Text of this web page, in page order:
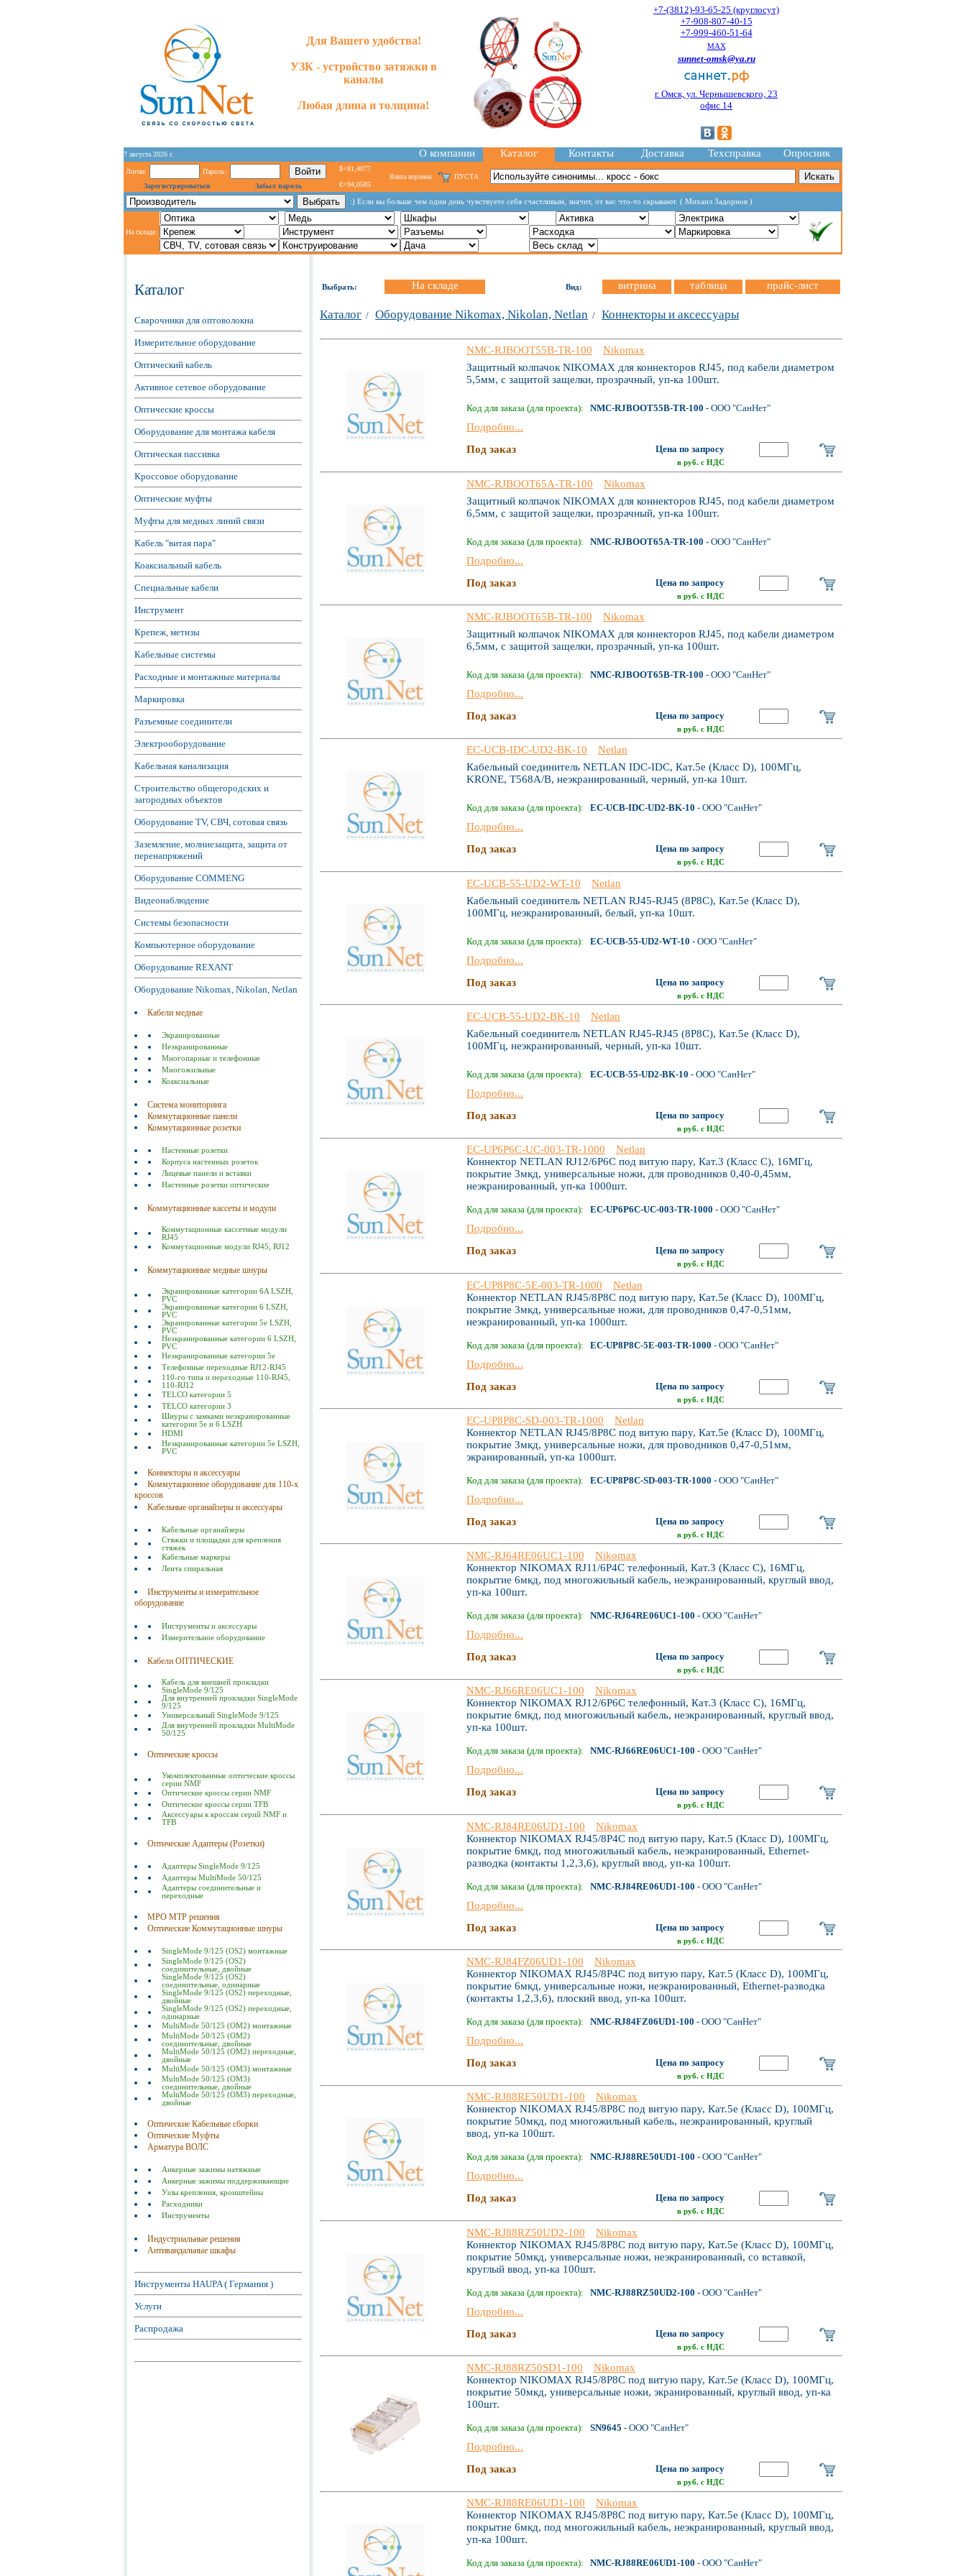
Для Вашего удобства!
УЗК - устройство затяжки в
каналы
Любая длина и толщина!
+7-(3812)-93-65-25 (круглосут)
+7-908-807-40-15
+7-999-460-51-64
MAX
sunnet-omsk@ya.ru
г. Омск, ул. Чернышевского, 23
офис 14
7 августа 2026 г. О компании Каталог Контакты Доставка Техсправка Опросник
Логин:
Пароль:
Зарегистрироваться
Забыл пароль
$=81,4077
€=94,0585
Ваша корзина ПУСТА
:) Если вы больше чем один день чувствуете себя счастливым, значит, от вас что-то скрывают. ( Михаил Задорнов )
На складе:
Каталог
Сварочники для оптоволокна
Измерительное оборудование
Оптический кабель
Активное сетевое оборудование
Оптические кроссы
Оборудование для монтажа кабеля
Оптическая пассивка
Кроссовое оборудование
Оптические муфты
Муфты для медных линий связи
Кабель "витая пара"
Коаксиальный кабель
Специальные кабели
Инструмент
Крепеж, метизы
Кабельные системы
Расходные и монтажные материалы
Маркировка
Разъемные соединители
Электрооборудование
Кабельная канализация
Строительство общегородских и
загородных объектов
Оборудование TV, СВЧ, сотовая связь
Заземление, молниезащита, защита от
перенапряжений
Оборудование COMMENG
Видеонаблюдение
Системы безопасности
Компьютерное оборудование
Оборудование REXANT
Оборудование Nikomax, Nikolan, Netlan
Кабели медные
Экранированные
Неэкранированные
Многопарные и телефонные
Многожильные
Коаксиальные
Система мониторинга
Коммутационные панели
Коммутационные розетки
Настенные розетки
Корпуса настенных розеток
Лицевые панели и вставки
Настенные розетки оптические
Коммутационные кассеты и модули
Коммутационные кассетные модули
RJ45
Коммутационные модули RJ45, RJ12
Коммутационные медные шнуры
Экранированные категории 6A LSZH,
PVC
Экранированные категории 6 LSZH,
PVC
Экранированные категории 5е LSZH,
PVC
Неэкранированные категории 6 LSZH,
PVC
Неэкранированные категории 5е
Телефонные переходные RJ12-RJ45
110-го типа и переходные 110-RJ45,
110-RJ12
TELCO категории 5
TELCO категории 3
Шнуры с замками неэкранированные
категории 5е и 6 LSZH
HDMI
Неэкранированные категории 5е LSZH,
PVC
Коннекторы и аксессуары
Коммутационное оборудование для 110-х
кроссов
Кабельные органайзеры и аксессуары
Кабельные органайзеры
Стяжки и площадки для крепления
стяжек
Кабельные маркеры
Лента спиральная
Инструменты и измерительное
оборудование
Инструменты и аксессуары
Измерительное оборудование
Кабели ОПТИЧЕСКИЕ
Кабель для внешней прокладки
SingleMode 9/125
Для внутренней прокладки SingleMode
9/125
Универсальный SingleMode 9/125
Для внутренней прокладки MultiMode
50/125
Оптические кроссы
Укомплектованные оптические кроссы
серии NMF
Оптические кроссы серии NMF
Оптические кроссы серии TFB
Аксессуары к кроссам серий NMF и
TFB
Оптические Адаптеры (Розетки)
Адаптеры SingleMode 9/125
Адаптеры MultiMode 50/125
Адаптеры соединительные и
переходные
MPO MTP решения
Оптические Коммутационные шнуры
SingleMode 9/125 (OS2) монтажные
SingleMode 9/125 (OS2)
соединительные, двойные
SingleMode 9/125 (OS2)
соединительные, одинарные
SingleMode 9/125 (OS2) переходные,
двойные
SingleMode 9/125 (OS2) переходные,
одинарные
MultiMode 50/125 (OM2) монтажные
MultiMode 50/125 (OM2)
соединительные, двойные
MultiMode 50/125 (OM2) переходные,
двойные
MultiMode 50/125 (OM3) монтажные
MultiMode 50/125 (OM3)
соединительные, двойные
MultiMode 50/125 (OM3) переходные,
двойные
Оптические Кабельные сборки
Оптические Муфты
Арматура ВОЛС
Анкерные зажимы натяжные
Анкерные зажимы поддерживающие
Узлы крепления, кронштейны
Расходники
Инструменты
Индустриальные решения
Антивандальные шкафы
Инструменты HAUPA ( Германия )
Услуги
Распродажа
Выбрать: На складе Вид: витрина таблица прайс-лист
Каталог / Оборудование Nikomax, Nikolan, Netlan / Коннекторы и аксессуары
NMC-RJBOOT55B-TR-100
Nikomax
Защитный колпачок NIKOMAX для коннекторов RJ45, под кабели диаметром
5,5мм, с защитой защелки, прозрачный, уп-ка 100шт.
Код для заказа (для проекта): NMC-RJBOOT55B-TR-100 - ООО "СанНет"
Подробно...
Под заказ
Цена по запросу
в руб. с НДС
NMC-RJBOOT65A-TR-100
Nikomax
Защитный колпачок NIKOMAX для коннекторов RJ45, под кабели диаметром
6,5мм, с защитой защелки, прозрачный, уп-ка 100шт.
Код для заказа (для проекта): NMC-RJBOOT65A-TR-100 - ООО "СанНет"
Подробно...
Под заказ
Цена по запросу
в руб. с НДС
NMC-RJBOOT65B-TR-100
Nikomax
Защитный колпачок NIKOMAX для коннекторов RJ45, под кабели диаметром
6,5мм, с защитой защелки, прозрачный, уп-ка 100шт.
Код для заказа (для проекта): NMC-RJBOOT65B-TR-100 - ООО "СанНет"
Подробно...
Под заказ
Цена по запросу
в руб. с НДС
EC-UCB-IDC-UD2-BK-10
Netlan
Кабельный соединитель NETLAN IDC-IDC, Кат.5e (Класс D), 100МГц,
KRONE, T568A/B, неэкранированный, черный, уп-ка 10шт.
Код для заказа (для проекта): EC-UCB-IDC-UD2-BK-10 - ООО "СанНет"
Подробно...
Под заказ
Цена по запросу
в руб. с НДС
EC-UCB-55-UD2-WT-10
Netlan
Кабельный соединитель NETLAN RJ45-RJ45 (8P8C), Кат.5e (Класс D),
100МГц, неэкранированный, белый, уп-ка 10шт.
Код для заказа (для проекта): EC-UCB-55-UD2-WT-10 - ООО "СанНет"
Подробно...
Под заказ
Цена по запросу
в руб. с НДС
EC-UCB-55-UD2-BK-10
Netlan
Кабельный соединитель NETLAN RJ45-RJ45 (8P8C), Кат.5e (Класс D),
100МГц, неэкранированный, черный, уп-ка 10шт.
Код для заказа (для проекта): EC-UCB-55-UD2-BK-10 - ООО "СанНет"
Подробно...
Под заказ
Цена по запросу
в руб. с НДС
EC-UP6P6C-UC-003-TR-1000
Netlan
Коннектор NETLAN RJ12/6P6C под витую пару, Кат.3 (Класс C), 16МГц,
покрытие 3мкд, универсальные ножи, для проводников 0,40-0,45мм,
неэкранированный, уп-ка 1000шт.
Код для заказа (для проекта): EC-UP6P6C-UC-003-TR-1000 - ООО "СанНет"
Подробно...
Под заказ
Цена по запросу
в руб. с НДС
EC-UP8P8C-5E-003-TR-1000
Netlan
Коннектор NETLAN RJ45/8P8C под витую пару, Кат.5e (Класс D), 100МГц,
покрытие 3мкд, универсальные ножи, для проводников 0,47-0,51мм,
неэкранированный, уп-ка 1000шт.
Код для заказа (для проекта): EC-UP8P8C-5E-003-TR-1000 - ООО "СанНет"
Подробно...
Под заказ
Цена по запросу
в руб. с НДС
EC-UP8P8C-SD-003-TR-1000
Netlan
Коннектор NETLAN RJ45/8P8C под витую пару, Кат.5e (Класс D), 100МГц,
покрытие 3мкд, универсальные ножи, для проводников 0,47-0,51мм,
экранированный, уп-ка 1000шт.
Код для заказа (для проекта): EC-UP8P8C-SD-003-TR-1000 - ООО "СанНет"
Подробно...
Под заказ
Цена по запросу
в руб. с НДС
NMC-RJ64RE06UC1-100
Nikomax
Коннектор NIKOMAX RJ11/6P4C телефонный, Кат.3 (Класс C), 16МГц,
покрытие 6мкд, под многожильный кабель, неэкранированный, круглый ввод,
уп-ка 100шт.
Код для заказа (для проекта): NMC-RJ64RE06UC1-100 - ООО "СанНет"
Подробно...
Под заказ
Цена по запросу
в руб. с НДС
NMC-RJ66RE06UC1-100
Nikomax
Коннектор NIKOMAX RJ12/6P6C телефонный, Кат.3 (Класс C), 16МГц,
покрытие 6мкд, под многожильный кабель, неэкранированный, круглый ввод,
уп-ка 100шт.
Код для заказа (для проекта): NMC-RJ66RE06UC1-100 - ООО "СанНет"
Подробно...
Под заказ
Цена по запросу
в руб. с НДС
NMC-RJ84RE06UD1-100
Nikomax
Коннектор NIKOMAX RJ45/8P4C под витую пару, Кат.5 (Класс D), 100МГц,
покрытие 6мкд, под многожильный кабель, неэкранированный, Ethernet-
разводка (контакты 1,2,3,6), круглый ввод, уп-ка 100шт.
Код для заказа (для проекта): NMC-RJ84RE06UD1-100 - ООО "СанНет"
Подробно...
Под заказ
Цена по запросу
в руб. с НДС
NMC-RJ84FZ06UD1-100
Nikomax
Коннектор NIKOMAX RJ45/8P4C под витую пару, Кат.5 (Класс D), 100МГц,
покрытие 6мкд, универсальные ножи, неэкранированный, Ethernet-разводка
(контакты 1,2,3,6), плоский ввод, уп-ка 100шт.
Код для заказа (для проекта): NMC-RJ84FZ06UD1-100 - ООО "СанНет"
Подробно...
Под заказ
Цена по запросу
в руб. с НДС
NMC-RJ88RE50UD1-100
Nikomax
Коннектор NIKOMAX RJ45/8P8C под витую пару, Кат.5e (Класс D), 100МГц,
покрытие 50мкд, под многожильный кабель, неэкранированный, круглый
ввод, уп-ка 100шт.
Код для заказа (для проекта): NMC-RJ88RE50UD1-100 - ООО "СанНет"
Подробно...
Под заказ
Цена по запросу
в руб. с НДС
NMC-RJ88RZ50UD2-100
Nikomax
Коннектор NIKOMAX RJ45/8P8C под витую пару, Кат.5e (Класс D), 100МГц,
покрытие 50мкд, универсальные ножи, неэкранированный, со вставкой,
круглый ввод, уп-ка 100шт.
Код для заказа (для проекта): NMC-RJ88RZ50UD2-100 - ООО "СанНет"
Подробно...
Под заказ
Цена по запросу
в руб. с НДС
NMC-RJ88RZ50SD1-100
Nikomax
Коннектор NIKOMAX RJ45/8P8C под витую пару, Кат.5e (Класс D), 100МГц,
покрытие 50мкд, универсальные ножи, экранированный, круглый ввод, уп-ка
100шт.
Код для заказа (для проекта): SN9645 - ООО "СанНет"
Подробно...
Под заказ
Цена по запросу
в руб. с НДС
NMC-RJ88RE06UD1-100
Nikomax
Коннектор NIKOMAX RJ45/8P8C под витую пару, Кат.5e (Класс D), 100МГц,
покрытие 6мкд, под многожильный кабель, неэкранированный, круглый ввод,
уп-ка 100шт.
Код для заказа (для проекта): NMC-RJ88RE06UD1-100 - ООО "СанНет"